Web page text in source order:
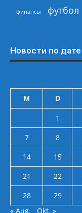
финансы футбол
Новости по дате
M D
1
7
8
14
15
21
22
28
29
« Aug.
Okt. »